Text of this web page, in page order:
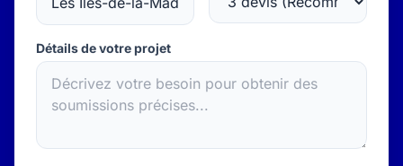
Détails de votre projet